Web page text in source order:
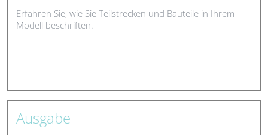
Erfahren Sie, wie Sie Teilstrecken und Bauteile in Ihrem
Modell beschriften.
Ausgabe